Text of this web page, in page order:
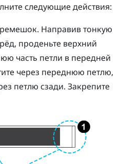
следующие действия:
Направив тонкую
проденьте верхний
часть петли в передней
через переднюю петлю,
петлю сзади. Закрепите